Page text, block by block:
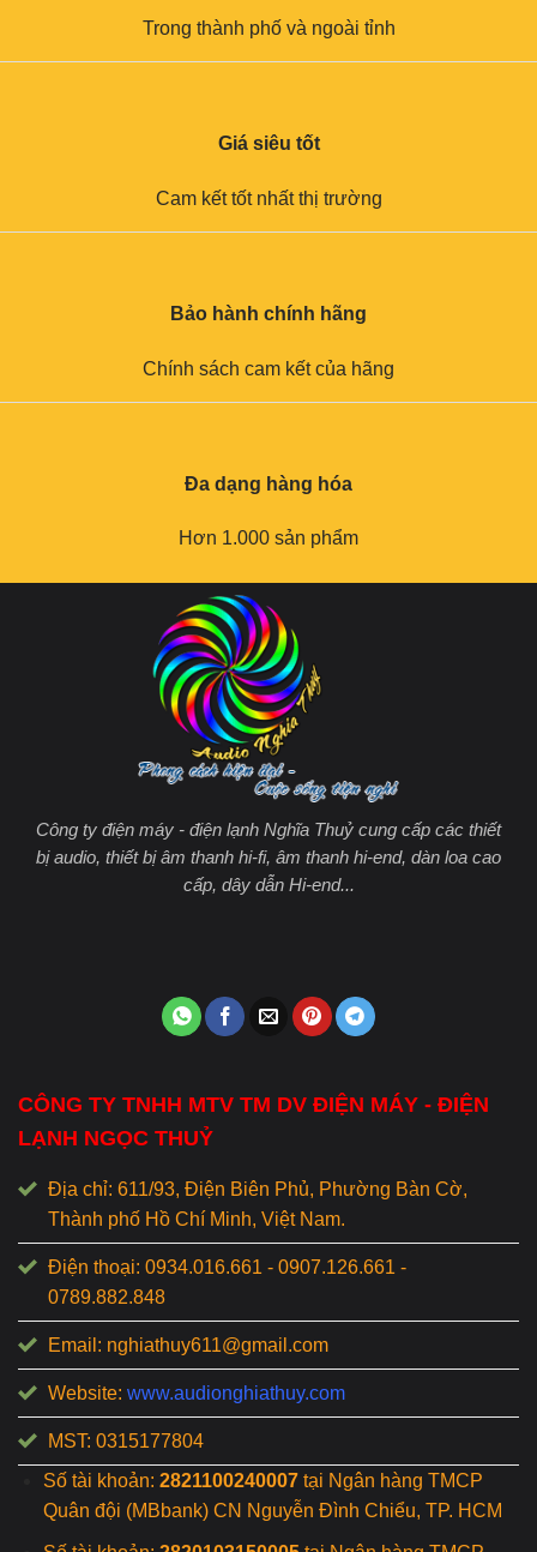
Trong thành phố và ngoài tỉnh
Giá siêu tốt
Cam kết tốt nhất thị trường
Bảo hành chính hãng
Chính sách cam kết của hãng
Đa dạng hàng hóa
Hơn 1.000 sản phẩm
Công ty điện máy - điện lạnh Nghĩa Thuỷ cung cấp các thiết
bị audio, thiết bị âm thanh hi-fi, âm thanh hi-end, dàn loa cao
cấp, dây dẫn Hi-end...
CÔNG TY TNHH MTV TM DV ĐIỆN MÁY - ĐIỆN
LẠNH NGỌC THUỶ
Địa chỉ: 611/93, Điện Biên Phủ, Phường Bàn Cờ,
Thành phố Hồ Chí Minh, Việt Nam.
Điện thoại: 0934.016.661 - 0907.126.661 -
0789.882.848
Email: nghiathuy611@gmail.com
Website: www.audionghiathuy.com
MST: 0315177804
Số tài khoản: 2821100240007tại Ngân hàng TMCP
Quân đội (MBbank) CN Nguyễn Đình Chiểu, TP. HCM